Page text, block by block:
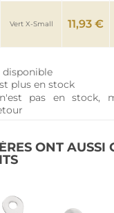
Vert X-Small 11,93 €
disponible
plus en stock
pas en stock,
ONT AUSSI